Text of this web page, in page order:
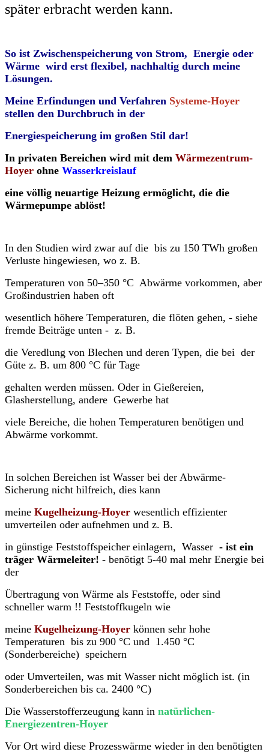
später erbracht werden kann.
So ist Zwischenspeicherung von Strom, Energie oder
Wärme wird erst flexibel, nachhaltig durch meine
Lösungen.
Meine Erfindungen und Verfahren Systeme-Hoyer
stellen den Durchbruch in der
Energiespeicherung im großen Stil dar!
In privaten Bereichen wird mit dem Wärmezentrum-
Hoyer ohne Wasserkreislauf
eine völlig neuartige Heizung ermöglicht, die die
Wärmepumpe ablöst!
In den Studien wird zwar auf die bis zu 150 TWh großen
Verluste hingewiesen, wo z. B.
Temperaturen von 50–350 °C Abwärme vorkommen, aber
Großindustrien haben oft
wesentlich höhere Temperaturen, die flöten gehen, - siehe
fremde Beiträge unten - z. B.
die Veredlung von Blechen und deren Typen, die bei der
Güte z. B. um 800 °C für Tage
gehalten werden müssen. Oder in Gießereien,
Glasherstellung, andere Gewerbe hat
viele Bereiche, die hohen Temperaturen benötigen und
Abwärme vorkommt.
In solchen Bereichen ist Wasser bei der Abwärme-
Sicherung nicht hilfreich, dies kann
meine Kugelheizung-Hoyer wesentlich effizienter
umverteilen oder aufnehmen und z. B.
in günstige Feststoffspeicher einlagern, Wasser - ist ein
träger Wärmeleiter! - benötigt 5-40 mal mehr Energie bei
der
Übertragung von Wärme als Feststoffe, oder sind
schneller warm !! Feststoffkugeln wie
meine Kugelheizung-Hoyer können sehr hohe
Temperaturen bis zu 900 °C und 1.450 °C
(Sonderbereiche) speichern
oder Umverteilen, was mit Wasser nicht möglich ist. (in
Sonderbereichen bis ca. 2400 °C)
Die Wasserstofferzeugung kann in natürlichen-
Energiezentren-Hoyer
Vor Ort wird diese Prozesswärme wieder in den benötigten